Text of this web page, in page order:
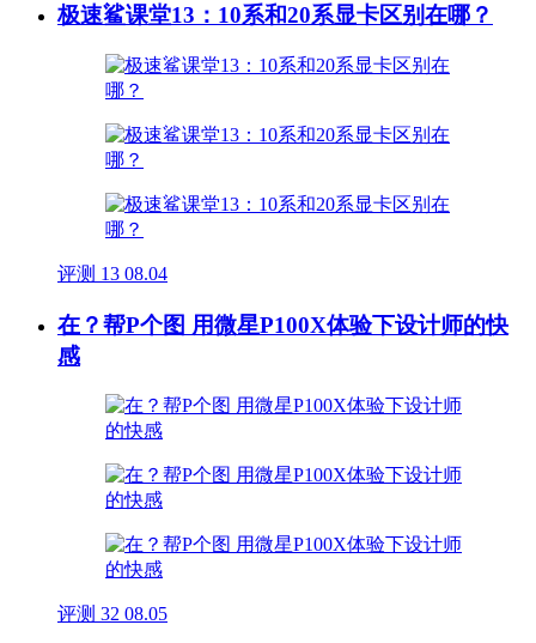
极速鲨课堂13：10系和20系显卡区别在哪？
评测 13 08.04
在？帮P个图 用微星P100X体验下设计师的快
感
评测 32 08.05